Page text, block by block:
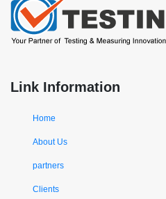
Link Information
Home
About Us
partners
Clients